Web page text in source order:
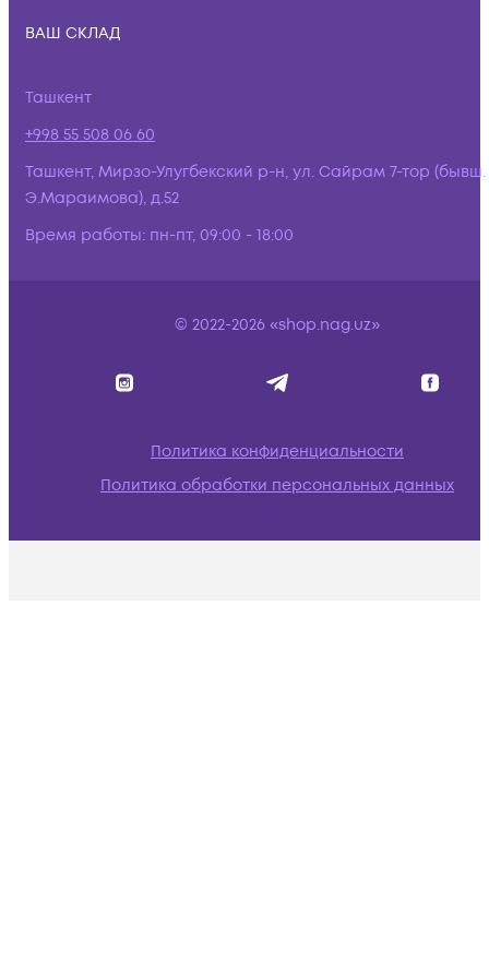
ВАШ СКЛАД
Ташкент
+998 55 508 06 60
Ташкент, Мирзо-Улугбекский р-н, ул. Сайрам 7-тор (бывш.
Э.Мараимова), д.52
Время работы: пн-пт, 09:00 - 18:00
© 2022-2026 «shop.nag.uz»
Политика конфиденциальности
Политика обработки персональных данных